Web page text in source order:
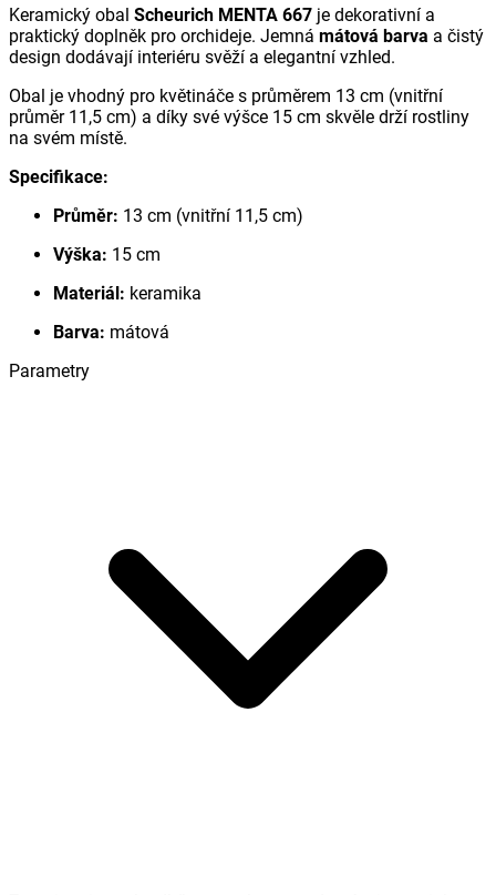
Keramický obal Scheurich MENTA 667 je dekorativní a
praktický doplněk pro orchideje. Jemná mátová barva a čistý
design dodávají interiéru svěží a elegantní vzhled.
Obal je vhodný pro květináče s průměrem 13 cm (vnitřní
průměr 11,5 cm) a díky své výšce 15 cm skvěle drží rostliny
na svém místě.
Specifikace:
Průměr: 13 cm (vnitřní 11,5 cm)
Výška: 15 cm
Materiál: keramika
Barva: mátová
Parametry